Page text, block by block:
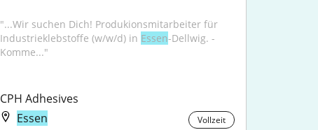
"...Wir suchen Dich! Produkionsmitarbeiter für
Industrieklebstoffe (w/w/d) in Essen-Dellwig. -
Komme..."
CPH Adhesives
Essen
Vollzeit